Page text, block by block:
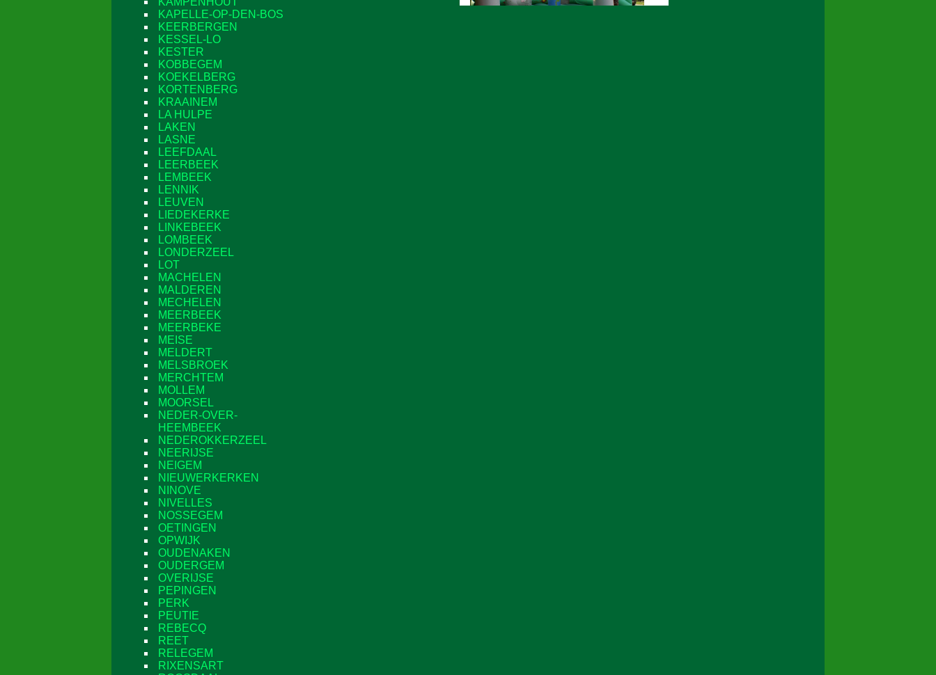
KAPELLE-OP-DEN-BOS
KEERBERGEN
KESSEL-LO
KESTER
KOBBEGEM
KOEKELBERG
KORTENBERG
KRAAINEM
LA HULPE
LAKEN
LASNE
LEEFDAAL
LEERBEEK
LEMBEEK
LENNIK
LEUVEN
LIEDEKERKE
LINKEBEEK
LOMBEEK
LONDERZEEL
LOT
MACHELEN
MALDEREN
MECHELEN
MEERBEEK
MEERBEKE
MEISE
MELDERT
MELSBROEK
MERCHTEM
MOLLEM
MOORSEL
NEDER-OVER-
HEEMBEEK
NEDEROKKERZEEL
NEERIJSE
NEIGEM
NIEUWERKERKEN
NINOVE
NIVELLES
NOSSEGEM
OETINGEN
OPWIJK
OUDENAKEN
OUDERGEM
OVERIJSE
PEPINGEN
PERK
PEUTIE
REBECQ
REET
RELEGEM
RIXENSART